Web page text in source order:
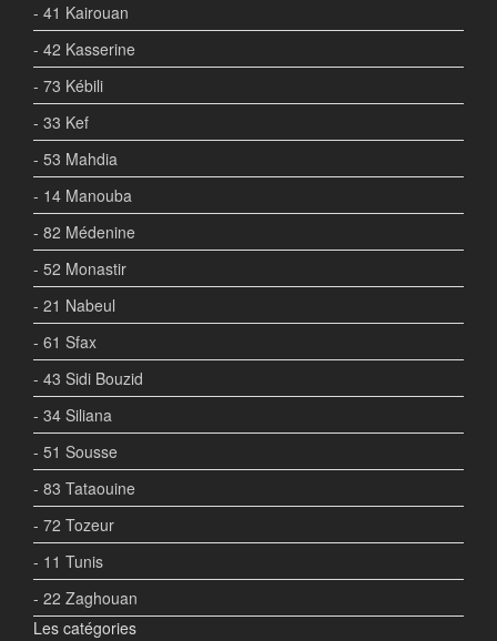
- 41 Kairouan
- 42 Kasserine
- 73 Kébili
- 33 Kef
- 53 Mahdia
- 14 Manouba
- 82 Médenine
- 52 Monastir
- 21 Nabeul
- 61 Sfax
- 43 Sidi Bouzid
- 34 Siliana
- 51 Sousse
- 83 Tataouine
- 72 Tozeur
- 11 Tunis
- 22 Zaghouan
Les catégories